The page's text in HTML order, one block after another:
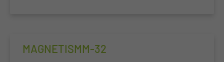
MAGNETISMM-32